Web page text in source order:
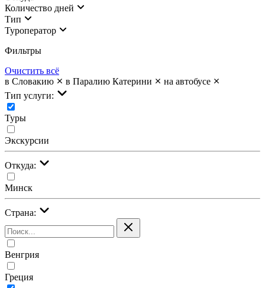
Количество дней
Тип
Туроператор
Фильтры
Очистить всё
в Словакию
в Паралию Катерини
на автобусе
Тип услуги:
Туры
Экскурсии
Откуда:
Минск
Страна:
Венгрия
Греция